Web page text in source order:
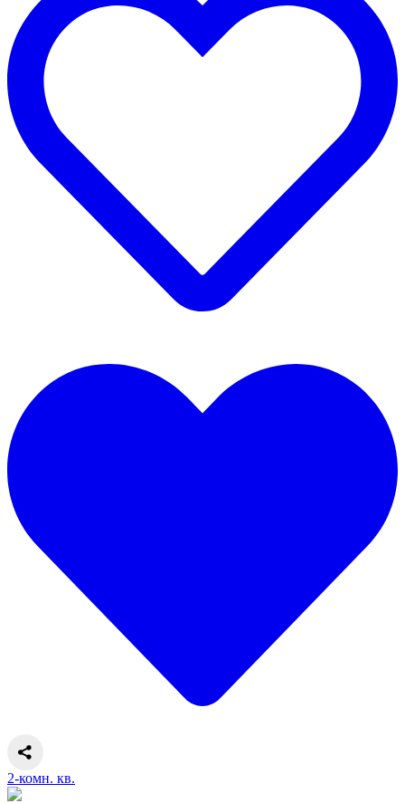
2-комн. кв.